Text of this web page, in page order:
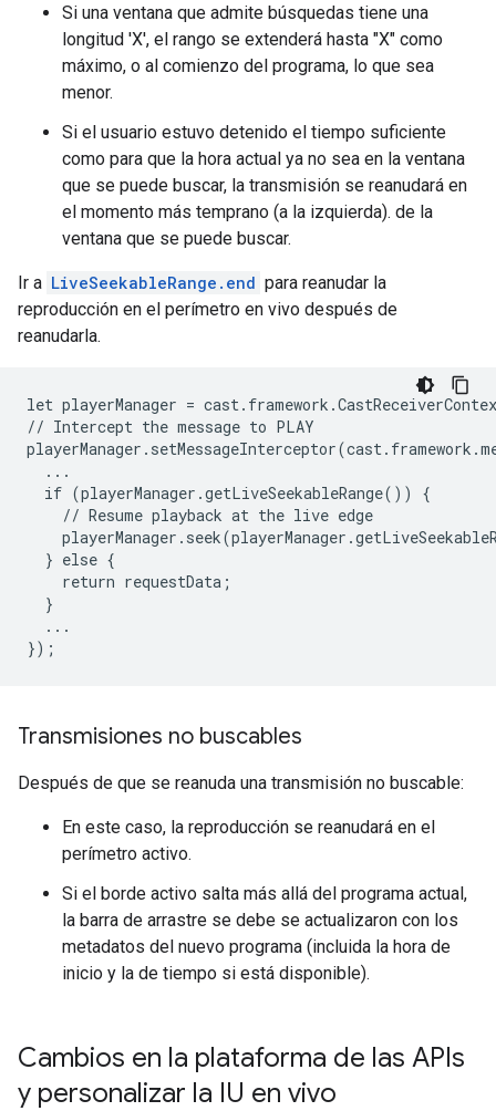
Si una ventana que admite búsquedas tiene una
longitud 'X', el rango se extenderá hasta "X" como
máximo, o al comienzo del programa, lo que sea
menor.
Si el usuario estuvo detenido el tiempo suficiente
como para que la hora actual ya no sea en la ventana
que se puede buscar, la transmisión se reanudará en
el momento más temprano (a la izquierda). de la
ventana que se puede buscar.
Ir a LiveSeekableRange.end para reanudar la
reproducción en el perímetro en vivo después de
reanudarla.
let playerManager =
// Intercept the message to PLAY
  ...
  if (playerManager.getLiveSeekableRange()) {
    // Resume playback at the live edge
  } else {
    return requestData;
  }
  ...
Transmisiones no buscables
Después de que se reanuda una transmisión no buscable:
En este caso, la reproducción se reanudará en el
perímetro activo.
Si el borde activo salta más allá del programa actual,
la barra de arrastre se debe se actualizaron con los
metadatos del nuevo programa (incluida la hora de
inicio y la de tiempo si está disponible).
Cambios en la plataforma de las APIs
y personalizar la IU en vivo